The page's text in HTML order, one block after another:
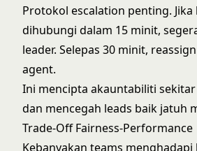
Protokol escalation penting.
dihubungi dalam 15 minit,
leader. Selepas 30 minit,
agent.
Ini mencipta akauntabiliti
dan mencegah leads baik jatuh
Trade-Off Fairness-Performance
Kebanyakan teams